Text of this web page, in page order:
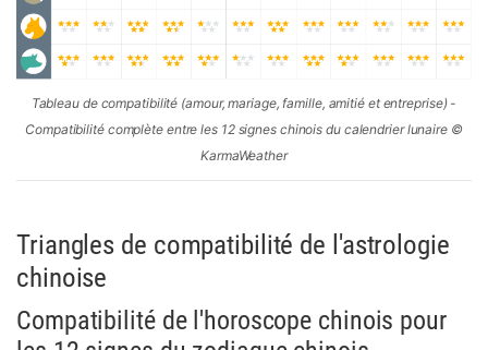
Tableau de compatibilité (amour, mariage, famille, amitié et entreprise) -
Compatibilité complète entre les 12 signes chinois du calendrier lunaire ©
KarmaWeather
Triangles de compatibilité de l'astrologie
chinoise
Compatibilité de l'horoscope chinois pour